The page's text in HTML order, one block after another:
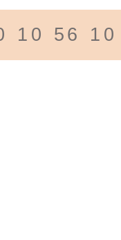
10 56 10